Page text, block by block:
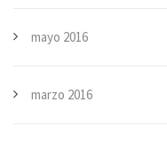
mayo 2016
marzo 2016